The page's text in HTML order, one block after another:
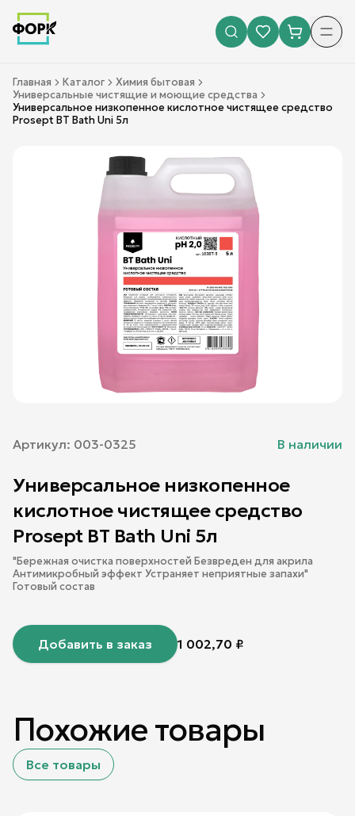
Главная Каталог
Химия бытовая
Универсальные чистящие и моющие средства
Универсальное низкопенное кислотное чистящее средство
Prosept BT Bath Uni 5л
Артикул: 003-0325 В наличии
Универсальное низкопенное
кислотное чистящее средство
Prosept BT Bath Uni 5л
"Бережная очистка поверхностей Безвреден для акрила
Антимикробный эффект Устраняет неприятные запахи"
Готовый состав
Добавить в заказ 1 002,70 ₽
Похожие товары
Все товары